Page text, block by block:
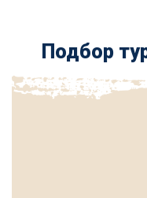
Подбор